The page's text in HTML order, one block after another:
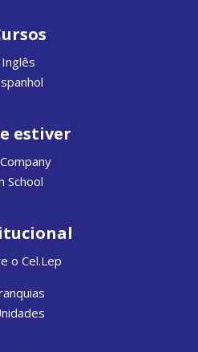
Inglês
estiver
School
o Cel.Lep